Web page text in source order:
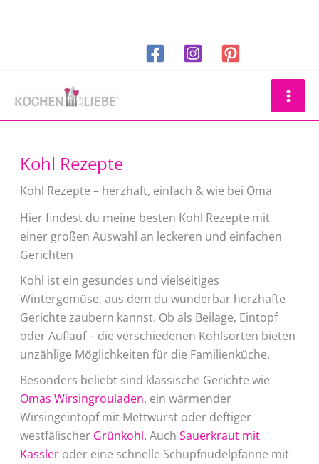
Kohl Rezepte
Kohl Rezepte – herzhaft, einfach & wie bei Oma
Hier findest du meine besten Kohl Rezepte mit
einer großen Auswahl an leckeren und einfachen
Gerichten
Kohl ist ein gesundes und vielseitiges
Wintergemüse, aus dem du wunderbar herzhafte
Gerichte zaubern kannst. Ob als Beilage, Eintopf
oder Auflauf – die verschiedenen Kohlsorten bieten
unzählige Möglichkeiten für die Familienküche.
Besonders beliebt sind klassische Gerichte wie
Omas Wirsingrouladen, ein wärmender
Wirsingeintopf mit Mettwurst oder deftiger
westfälischer Grünkohl. Auch Sauerkraut mit
Kassleroder eine schnelle Schupfnudelpfanne mit